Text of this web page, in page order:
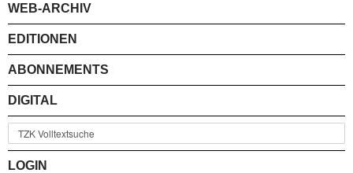
WEB-ARCHIV
EDITIONEN
ABONNEMENTS
DIGITAL
LOGIN